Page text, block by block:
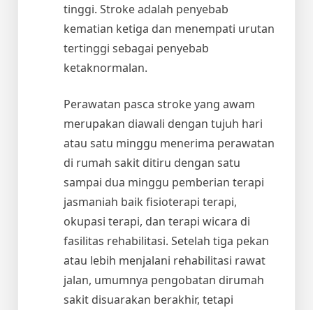
tinggi. Stroke adalah penyebab
kematian ketiga dan menempati urutan
tertinggi sebagai penyebab
ketaknormalan.
Perawatan pasca stroke yang awam
merupakan diawali dengan tujuh hari
atau satu minggu menerima perawatan
di rumah sakit ditiru dengan satu
sampai dua minggu pemberian terapi
jasmaniah baik fisioterapi terapi,
okupasi terapi, dan terapi wicara di
fasilitas rehabilitasi. Setelah tiga pekan
atau lebih menjalani rehabilitasi rawat
jalan, umumnya pengobatan dirumah
sakit disuarakan berakhir, tetapi